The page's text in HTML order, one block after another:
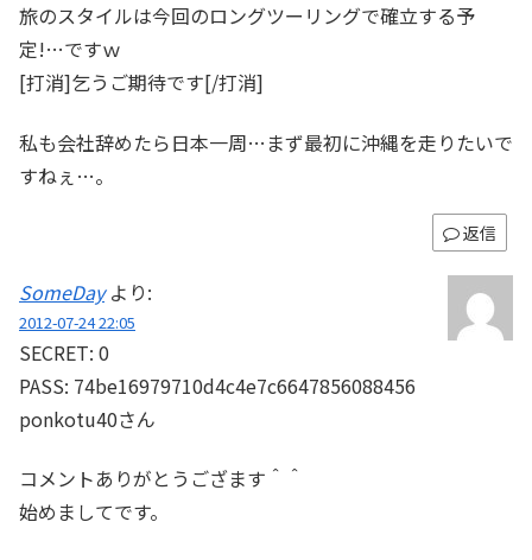
旅のスタイルは今回のロングツーリングで確立する予
定!…ですｗ
[打消]乞うご期待です[/打消]
私も会社辞めたら日本一周…まず最初に沖縄を走りたいで
すねぇ…。
返信
SomeDay より:
2012-07-24 22:05
SECRET: 0
PASS: 74be16979710d4c4e7c6647856088456
ponkotu40さん
コメントありがとうござます＾＾
始めましてです。